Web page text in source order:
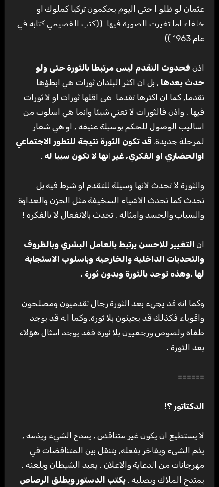
عثمان لو ظلو ا حتى اليوم يحكمون تركيا كملوك او
خلفاء اما تغيرت الصورة فيها .((كتب القصيمي كتابه في
عام 1963 ))
اذن فحدوث التقدم ليس مرتبطا بالثورة حتى ولو
حدث بعدها , بل ان اكثر البلدان ثورات هي ابطؤها
تقدما, كما ان اكثرها تقدما هي اقلها ثورات او لا ثورات
فيها . واذن فالثورات لا تعني شيئا وانما هي اسلوب من
اساليب الوصول للحكم بوسيلة عنيفه , او هي شعار
لمرحلة جديدة. قد تكون الثورة نتيجة للتطور الاجتماعي
اوالحضاري او الفكري, غير انها لا تكون سببا له ,
والثورة لا تحدث لانها وسيلة للتقدم او شرط فيه بل
تحدث كما تحدث الاشياء السخيفة مثل الحزن والعداوة
والسباب والحسد وامثاله . تحدث بالانفعال لا بالفكره !!
ان التغيير للاحسن يرتبط بالعامل البشري وبالظروف
والتحديات الداخلية والخارجية وباسلوب الاستجابة
لها .وهذه توجد بالثورة وبدون ثورة .
وكما انه قد يجيء بعد الثورة رجال تقدميون ومصلحون
واقوياء فكذلك قد يجيئون بلا ثورة, وكما انه قد يوجد
طغاة ولصوص ورجعيون بلا ثورة فقد يوجد امثال هؤلاء
بعد الثورة .
======
الدكتاتور ؟!
لا يستطيع ان يكون غير متناقض , يمدح الشيء ويذمه ,
يذم الشىء ويفاخر بفعله, يتنقل بين المتناقضات في
مهرجانات من الدعاية والاعلان , يعبد الشيطان ويلعنه ,
يمتدح الملاك ويصلبه , يكتب الدستور ويطلق الرصاص